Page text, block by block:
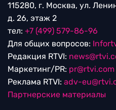
115280, г. Москва, ул.
д. 26, этаж 2
тел: +7 (499) 579-86-96
Для общих вопросов:
Редакция RTVI:
Маркетинг/PR: pr@rtvi.com
Реклама RTVI: adv-
Партнерские материалы